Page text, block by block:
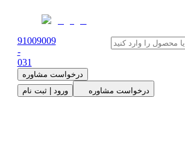
91009009
-
031
درخواست مشاوره
ورود | ثبت نام
درخواست مشاوره